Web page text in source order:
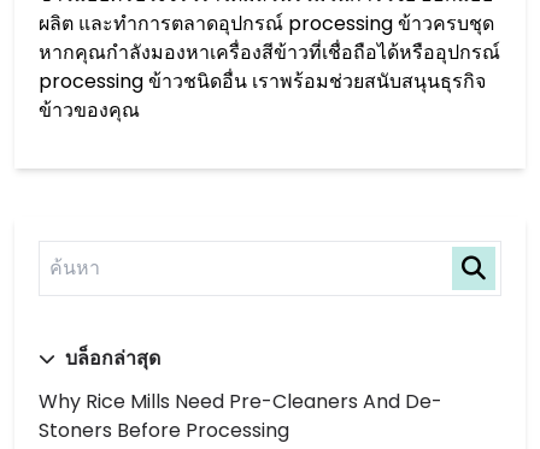
บล็อกล่าสุด
Why Rice Mills Need Pre-Cleaners And De-
Stoners Before Processing
ผลิต และทำการตลาดอุปกรณ์ processing ข้าวครบชุด
หากคุณกำลังมองหาเครื่องสีข้าวที่เชื่อถือได้หรืออุปกรณ์
processing ข้าวชนิดอื่น เราพร้อมช่วยสนับสนุนธุรกิจ
ข้าวของคุณ